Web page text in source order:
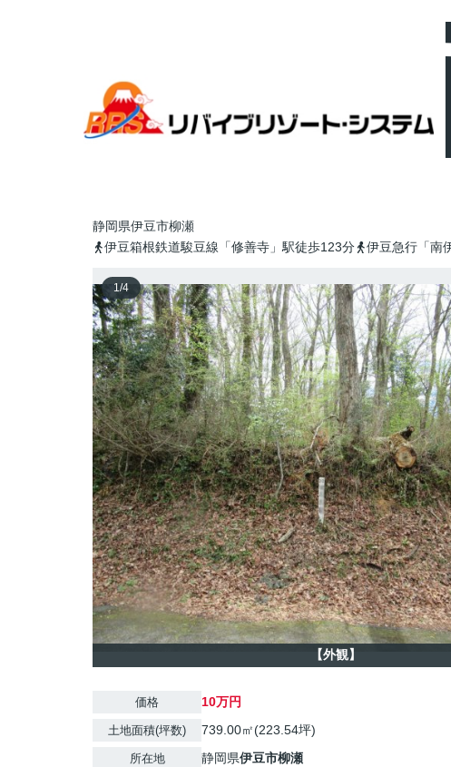
全国各地のリゾート物件探すならリバイブリゾート・システム株式
静岡県伊豆市柳瀬
伊豆箱根鉄道駿豆線「修善寺」駅徒歩123分
伊豆急行「南
1/4
【外観】
価格 10万円
土地面積(坪数) 739.00㎡(223.54坪)
所在地 静岡県伊豆市柳瀬